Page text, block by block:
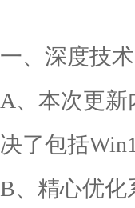
一、深度技
A、本次更
决了包括
B、精心优化